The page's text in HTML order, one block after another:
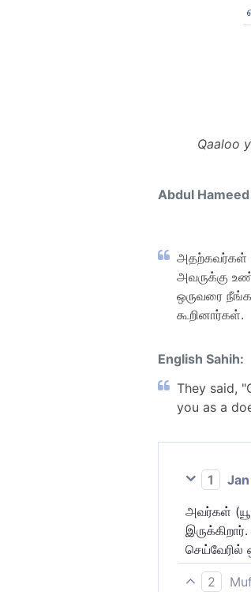
Qaaloo
Abdul
அதற்கவர்கள்
அவருக்கு
ஒருவரை
கூறினார்கள்.
English Sahih:
They said,
you as a
1
அவர்கள்
செய்வேரில்
2